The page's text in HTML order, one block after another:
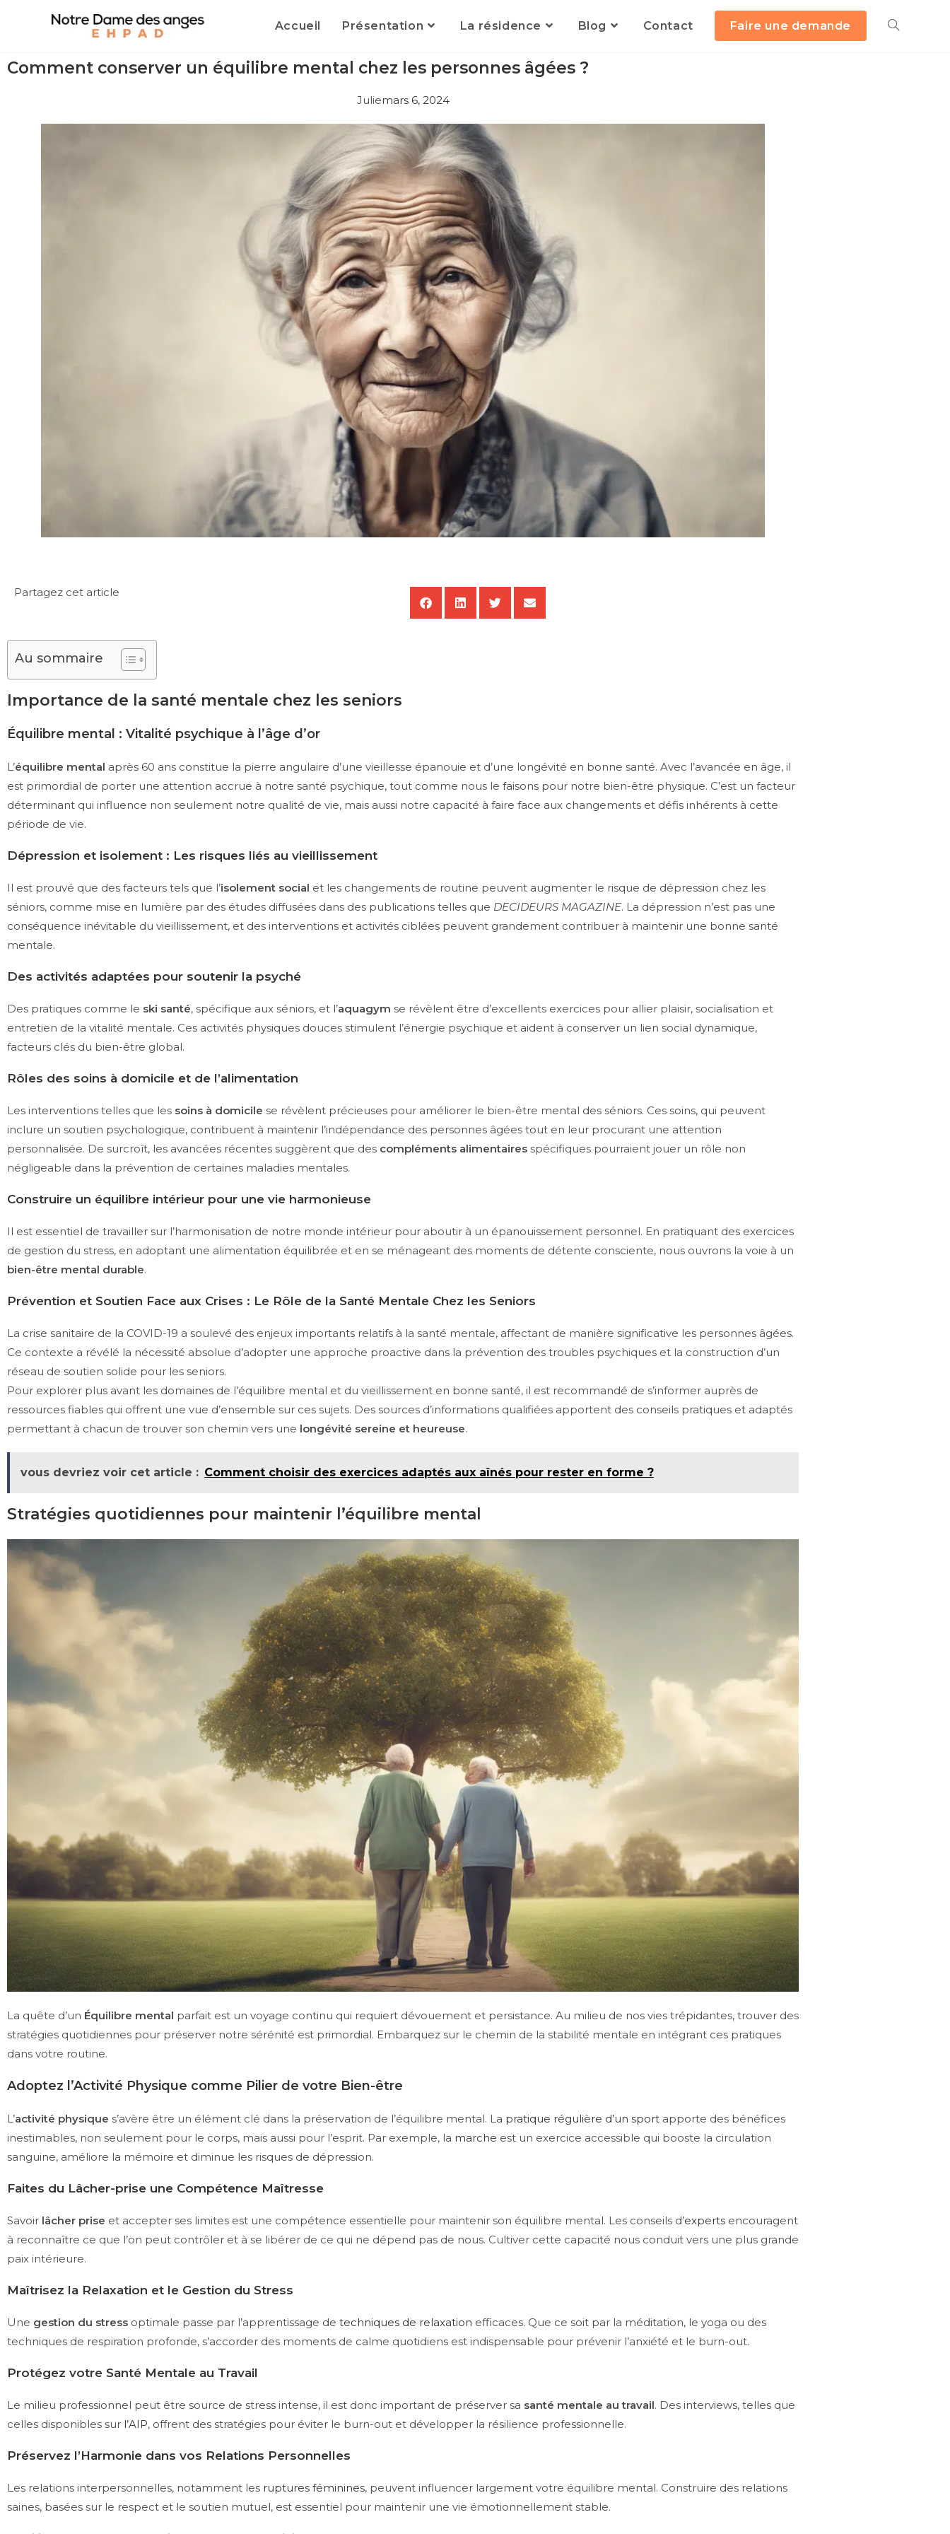
Accueil Présentation La résidence Blog Contact Faire une demande
Comment conserver un équilibre mental chez les personnes âgées ?
Juliemars 6, 2024
Partagez cet article
Au sommaire
Importance de la santé mentale chez les seniors
Équilibre mental : Vitalité psychique à l’âge d’or
L’équilibre mental après 60 ans constitue la pierre angulaire d’une vieillesse épanouie et d’une longévité en bonne santé. Avec l’avancée en âge, il
est primordial de porter une attention accrue à notre santé psychique, tout comme nous le faisons pour notre bien-être physique. C’est un facteur
déterminant qui influence non seulement notre qualité de vie, mais aussi notre capacité à faire face aux changements et défis inhérents à cette
période de vie.
Dépression et isolement : Les risques liés au vieillissement
Il est prouvé que des facteurs tels que l’isolement social et les changements de routine peuvent augmenter le risque de dépression chez les
séniors, comme mise en lumière par des études diffusées dans des publications telles que DECIDEURS MAGAZINE. La dépression n’est pas une
conséquence inévitable du vieillissement, et des interventions et activités ciblées peuvent grandement contribuer à maintenir une bonne santé
mentale.
Des activités adaptées pour soutenir la psyché
Des pratiques comme le ski santé, spécifique aux séniors, et l’aquagym se révèlent être d’excellents exercices pour allier plaisir, socialisation et
entretien de la vitalité mentale. Ces activités physiques douces stimulent l’énergie psychique et aident à conserver un lien social dynamique,
facteurs clés du bien-être global.
Rôles des soins à domicile et de l’alimentation
Les interventions telles que les soins à domicile se révèlent précieuses pour améliorer le bien-être mental des séniors. Ces soins, qui peuvent
inclure un soutien psychologique, contribuent à maintenir l’indépendance des personnes âgées tout en leur procurant une attention
personnalisée. De surcroît, les avancées récentes suggèrent que des compléments alimentaires spécifiques pourraient jouer un rôle non
négligeable dans la prévention de certaines maladies mentales.
Construire un équilibre intérieur pour une vie harmonieuse
Il est essentiel de travailler sur l’harmonisation de notre monde intérieur pour aboutir à un épanouissement personnel. En pratiquant des exercices
de gestion du stress, en adoptant une alimentation équilibrée et en se ménageant des moments de détente consciente, nous ouvrons la voie à un
bien-être mental durable.
Prévention et Soutien Face aux Crises : Le Rôle de la Santé Mentale Chez les Seniors
La crise sanitaire de la COVID-19 a soulevé des enjeux importants relatifs à la santé mentale, affectant de manière significative les personnes âgées.
Ce contexte a révélé la nécessité absolue d’adopter une approche proactive dans la prévention des troubles psychiques et la construction d’un
réseau de soutien solide pour les seniors.
Pour explorer plus avant les domaines de l’équilibre mental et du vieillissement en bonne santé, il est recommandé de s’informer auprès de
ressources fiables qui offrent une vue d’ensemble sur ces sujets. Des sources d’informations qualifiées apportent des conseils pratiques et adaptés
permettant à chacun de trouver son chemin vers une longévité sereine et heureuse.
vous devriez voir cet article : Comment choisir des exercices adaptés aux aînés pour rester en forme ?
Stratégies quotidiennes pour maintenir l’équilibre mental
La quête d’un Équilibre mental parfait est un voyage continu qui requiert dévouement et persistance. Au milieu de nos vies trépidantes, trouver des
stratégies quotidiennes pour préserver notre sérénité est primordial. Embarquez sur le chemin de la stabilité mentale en intégrant ces pratiques
dans votre routine.
Adoptez l’Activité Physique comme Pilier de votre Bien-être
L’activité physique s’avère être un élément clé dans la préservation de l’équilibre mental. La pratique régulière d’un sport apporte des bénéfices
inestimables, non seulement pour le corps, mais aussi pour l’esprit. Par exemple, la marche est un exercice accessible qui booste la circulation
sanguine, améliore la mémoire et diminue les risques de dépression.
Faites du Lâcher-prise une Compétence Maîtresse
Savoir lâcher prise et accepter ses limites est une compétence essentielle pour maintenir son équilibre mental. Les conseils d’experts encouragent
à reconnaître ce que l’on peut contrôler et à se libérer de ce qui ne dépend pas de nous. Cultiver cette capacité nous conduit vers une plus grande
paix intérieure.
Maîtrisez la Relaxation et le Gestion du Stress
Une gestion du stress optimale passe par l’apprentissage de techniques de relaxation efficaces. Que ce soit par la méditation, le yoga ou des
techniques de respiration profonde, s’accorder des moments de calme quotidiens est indispensable pour prévenir l’anxiété et le burn-out.
Protégez votre Santé Mentale au Travail
Le milieu professionnel peut être source de stress intense, il est donc important de préserver sa santé mentale au travail. Des interviews, telles que
celles disponibles sur l’AIP, offrent des stratégies pour éviter le burn-out et développer la résilience professionnelle.
Préservez l’Harmonie dans vos Relations Personnelles
Les relations interpersonnelles, notamment les ruptures féminines, peuvent influencer largement votre équilibre mental. Construire des relations
saines, basées sur le respect et le soutien mutuel, est essentiel pour maintenir une vie émotionnellement stable.